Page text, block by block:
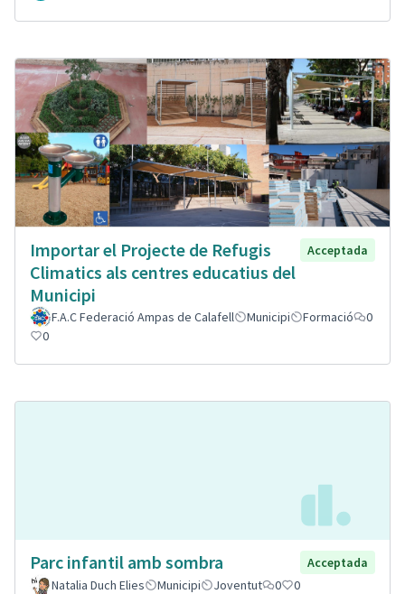
Importar el Projecte de Refugis
Climatics als centres educatius del
Municipi
Acceptada
F.A.C Federació Ampas de Calafell Municipi Formació
0
0
Parc infantil amb sombra
Acceptada
Natalia Duch Elies
Municipi Joventut 0 0